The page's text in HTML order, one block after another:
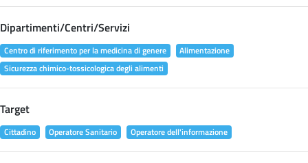
Dipartimenti/Centri/Servizi
Centro di riferimento per la medicina di genere
Alimentazione
Sicurezza chimico-tossicologica degli alimenti
Target
Cittadino Operatore Sanitario Operatore dell'informazione